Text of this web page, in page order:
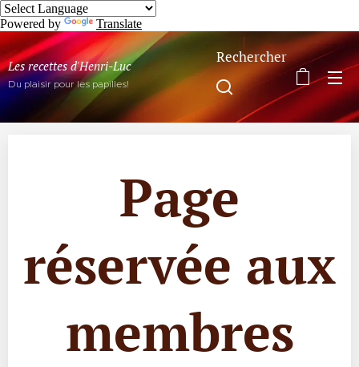
Powered by Translate
Les recettes d'Henri-Luc
Du plaisir pour les papilles!
Rechercher
Page
réservée aux
membres